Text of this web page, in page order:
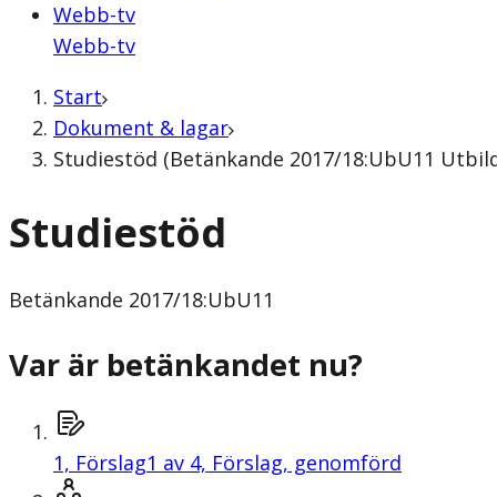
Webb-tv
Webb-tv
Start
Dokument & lagar
Studiestöd (Betänkande 2017/18:UbU11
Studiestöd
Betänkande 2017/18:UbU11
Var är betänkandet nu?
1, Förslag1 av 4, Förslag, genomförd